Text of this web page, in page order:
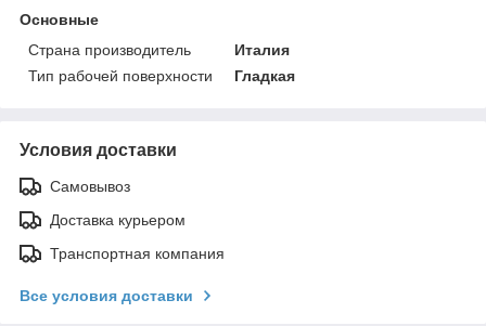
Основные
Страна производитель
Италия
Тип рабочей поверхности
Гладкая
Условия доставки
Самовывоз
Доставка курьером
Транспортная компания
Все условия доставки